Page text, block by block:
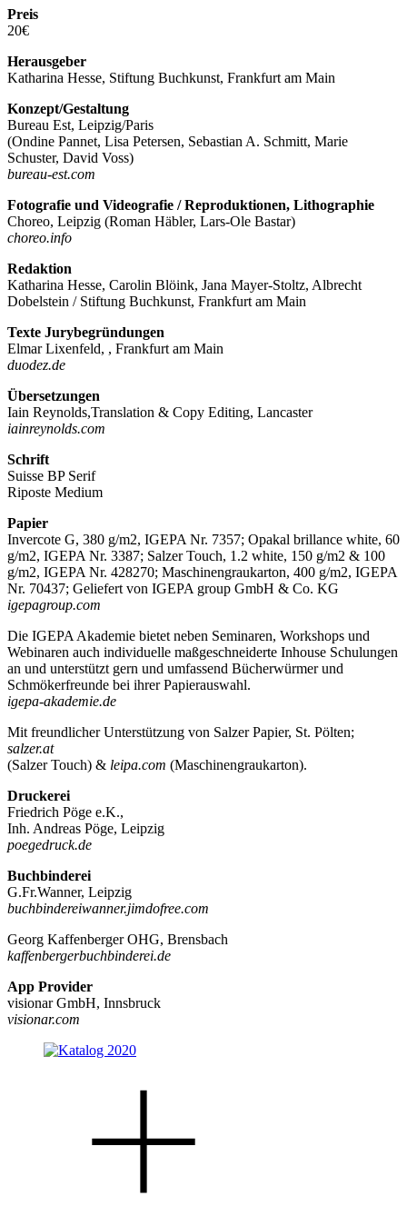
Preis
20€
Herausgeber
Katharina Hesse, Stiftung Buchkunst, Frankfurt am Main
Konzept/Gestaltung
Bureau Est, Leipzig/Paris
(Ondine Pannet, Lisa Petersen, Sebastian A. Schmitt, Marie
Schuster, David Voss)
bureau-est.com
Fotografie und Videografie / Reproduktionen, Lithographie
Choreo, Leipzig (Roman Häbler, Lars-Ole Bastar)
choreo.info
Redaktion
Katharina Hesse, Carolin Blöink, Jana Mayer-Stoltz, Albrecht
Dobelstein / Stiftung Buchkunst, Frankfurt am Main
Texte Jurybegründungen
Elmar Lixenfeld, , Frankfurt am Main
duodez.de
Übersetzungen
Iain Reynolds,Translation & Copy Editing, Lancaster
iainreynolds.com
Schrift
Suisse BP Serif
Riposte Medium
Papier
Invercote G, 380 g/m2, IGEPA Nr. 7357; Opakal brillance white, 60
g/m2, IGEPA Nr. 3387; Salzer Touch, 1.2 white, 150 g/m2 & 100
g/m2, IGEPA Nr. 428270; Maschinengraukarton, 400 g/m2, IGEPA
Nr. 70437; Geliefert von IGEPA group GmbH & Co. KG
igepagroup.com
Die IGEPA Akademie bietet neben Seminaren, Workshops und
Webinaren auch individuelle maßgeschneiderte Inhouse Schulungen
an und unterstützt gern und umfassend Bücherwürmer und
Schmökerfreunde bei ihrer Papierauswahl.
igepa-akademie.de
Mit freundlicher Unterstützung von Salzer Papier, St. Pölten;
salzer.at
(Salzer Touch) & leipa.com (Maschinengraukarton).
Druckerei
Friedrich Pöge e.K.,
Inh. Andreas Pöge, Leipzig
poegedruck.de
Buchbinderei
G.Fr.Wanner, Leipzig
buchbindereiwanner.jimdofree.com
Georg Kaffenberger OHG, Brensbach
kaffenbergerbuchbinderei.de
App Provider
visionar GmbH, Innsbruck
visionar.com